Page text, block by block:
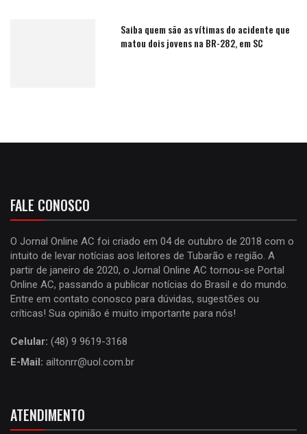
Saiba quem são as vítimas do acidente que
matou dois jovens na BR-282, em SC
FALE CONOSCO
O Jornal Online AC foi criado em 04 de outubro de 2018 com o
intuito de levar notícias aos leitores de Tubarão e região. A
partir de janeiro de 2020, o Jornal Online AC tornou-se Portal
Online AC, passando a publicar notícias do Brasil e do mundo.
Entre em contato conosco para dúvidas, sugestões ou
críticas! Sua opinião é muito importante para nós!
Celular: (48) 9 9619-3168
E-Mail: ailtonrr@uol.com.br
ATENDIMENTO